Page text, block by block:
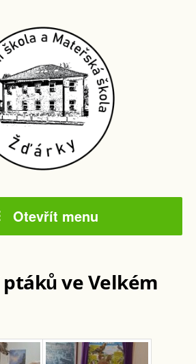
Otevřít menu
ve Velkém